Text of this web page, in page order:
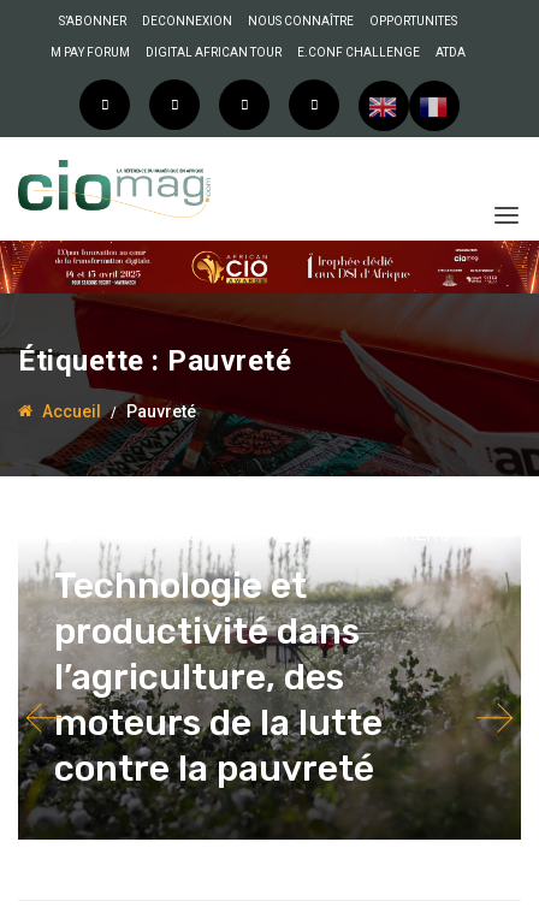
S’ABONNER DECONNEXION NOUS CONNAÎTRE OPPORTUNITES
M PAY FORUM DIGITAL AFRICAN TOUR E.CONF CHALLENGE ATDA
Étiquette : Pauvreté
Accueil Pauvreté
12 décembre 2022
Technologie et
productivité dans
l’agriculture, des
moteurs de la lutte
contre la pauvreté